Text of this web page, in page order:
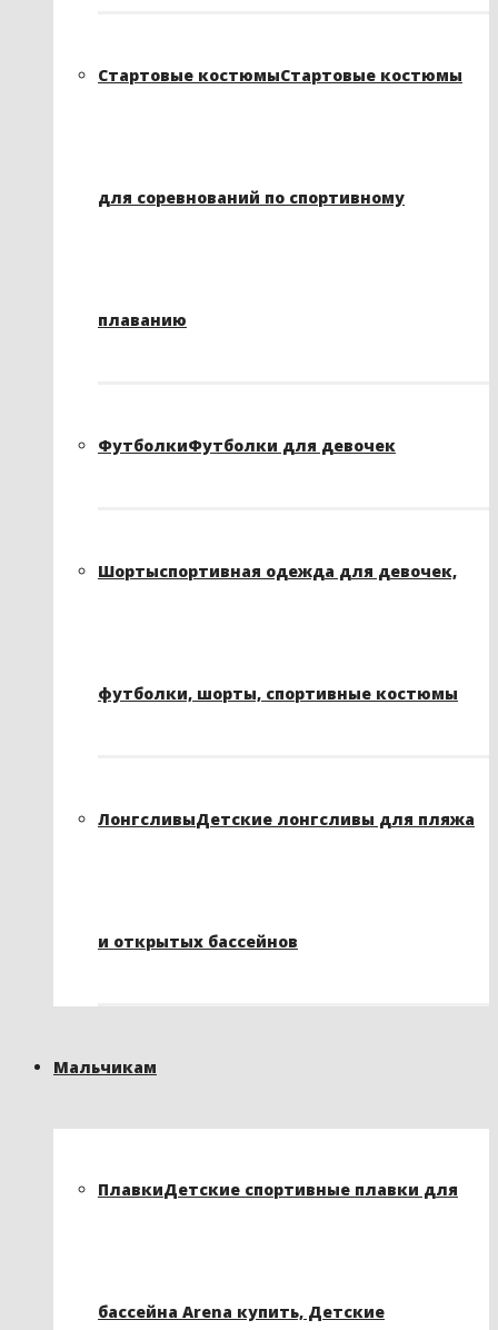
Стартовые костюмыСтартовые костюмы
для соревнований по спортивному
плаванию
ФутболкиФутболки для девочек
Шортыспортивная одежда для девочек,
футболки, шорты, спортивные костюмы
ЛонгсливыДетские лонгсливы для пляжа
и открытых бассейнов
Мальчикам
ПлавкиДетские спортивные плавки для
бассейна Arena купить, Детские